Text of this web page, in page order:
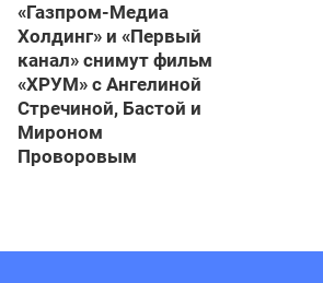
«Газпром-Медиа
Холдинг» и «Первый
канал» снимут фильм
«ХРУМ» с Ангелиной
Стречиной, Бастой и
Мироном
Проворовым